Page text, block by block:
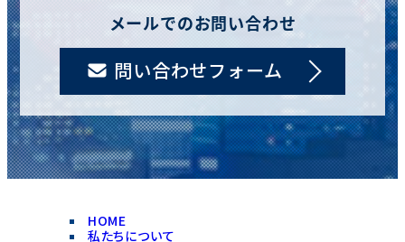
メールでのお問い合わせ
問い合わせフォーム
HOME
私たちについて